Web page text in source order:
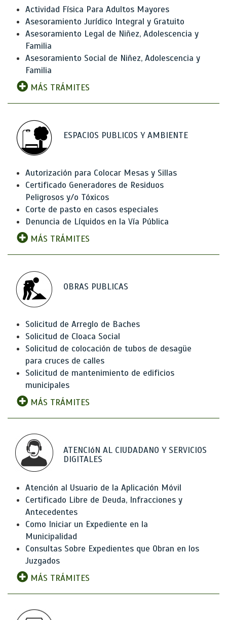
Actividad Física Para Adultos Mayores
Asesoramiento Jurídico Integral y Gratuito
Asesoramiento Legal de Niñez, Adolescencia y
Familia
Asesoramiento Social de Niñez, Adolescencia y
Familia
MÁS TRÁMITES
ESPACIOS PUBLICOS Y AMBIENTE
Autorización para Colocar Mesas y Sillas
Certificado Generadores de Residuos
Peligrosos y/o Tóxicos
Corte de pasto en casos especiales
Denuncia de Líquidos en la Vía Pública
MÁS TRÁMITES
OBRAS PUBLICAS
Solicitud de Arreglo de Baches
Solicitud de Cloaca Social
Solicitud de colocación de tubos de desagüe
para cruces de calles
Solicitud de mantenimiento de edificios
municipales
MÁS TRÁMITES
ATENCIóN AL CIUDADANO Y SERVICIOS
DIGITALES
Atención al Usuario de la Aplicación Móvil
Certificado Libre de Deuda, Infracciones y
Antecedentes
Como Iniciar un Expediente en la
Municipalidad
Consultas Sobre Expedientes que Obran en los
Juzgados
MÁS TRÁMITES